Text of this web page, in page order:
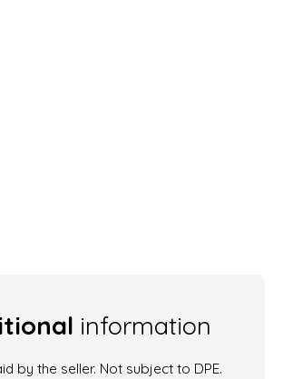
information
by the seller. Not subject to DPE.